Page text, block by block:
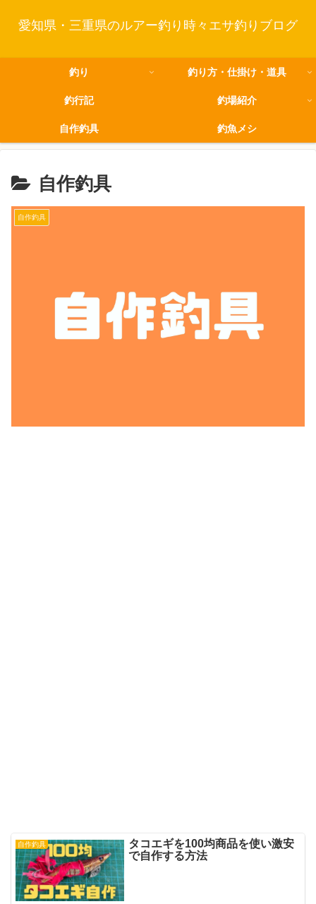
愛知県・三重県のルアー釣り時々エサ釣りブログ
釣り 釣り方・仕掛け・道具
釣行記 釣場紹介
自作釣具 釣魚メシ
自作釣具
自作釣具
自作釣具
タコエギを100均商品を使い激安
で自作する方法